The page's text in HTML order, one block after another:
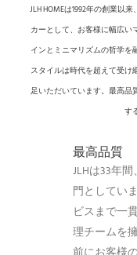
JLH HOMEは1992年の創業以
カーとして、お客様に幅広い
インとミニマリズムの哲学を
スタイルは時代を超えて受け
足いただいています。 最高品
す
最高品質
JLHは33年
門としてい
ビスまで一
理チームを